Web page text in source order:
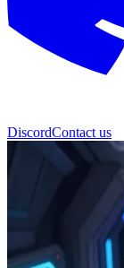
DiscordContact us